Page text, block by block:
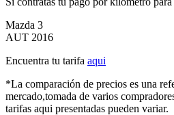
Mazda 3
AUT 2016
Encuentra tu tarifa aqui
*La comparación de precios es una
mercado,tomada de varios
tarifas aqui presentadas pueden variar.